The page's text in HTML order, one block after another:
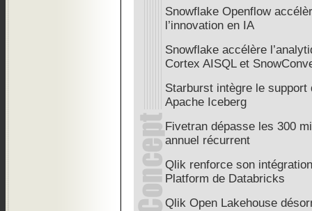
Snowflake Openflow
l’innovation en IA
Snowflake accélère
Cortex AISQL et
Starburst intègre le
Apache Iceberg
Fivetran dépasse les 300
annuel récurrent
Qlik renforce son
Platform de Databricks
Qlik Open Lakehouse